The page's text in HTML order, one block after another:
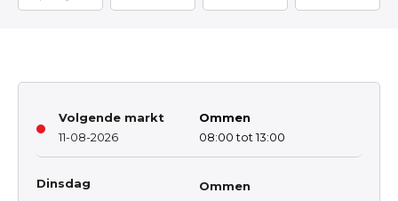
Volgende markt
11-08-2026
Ommen
08:00 tot 13:00
Dinsdag
Ommen